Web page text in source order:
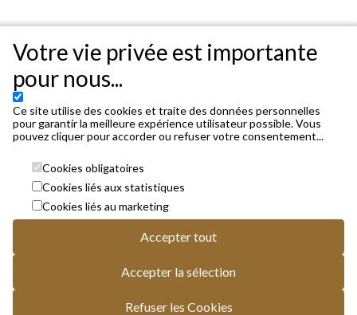
Votre vie privée est importante
pour nous...
Ce site utilise des cookies et traite des données personnelles
pour garantir la meilleure expérience utilisateur possible. Vous
pouvez cliquer pour accorder ou refuser votre consentement...
Cookies obligatoires
Cookies liés aux statistiques
Cookies liés au marketing
Accepter tout
Accepter la sélection
Refuser les Cookies